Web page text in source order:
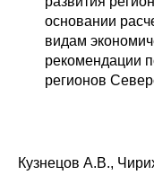
основании
видам
рекомендации
регионов
Кузнецов А.В.,